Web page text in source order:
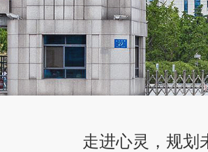
走进心灵，规